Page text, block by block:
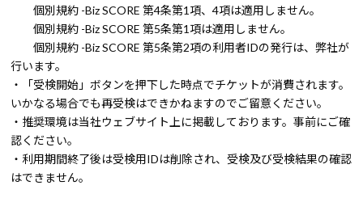
個別規約 -Biz SCORE 第4条第1項、4項は適用しません。
個別規約 -Biz SCORE 第5条第1項は適用しません。
個別規約 -Biz SCORE 第5条第2項の利用者IDの発行は、弊社が
行います。
・「受検開始」ボタンを押下した時点でチケットが消費されます。
いかなる場合でも再受検はできかねますのでご留意ください。
・推奨環境は当社ウェブサイト上に掲載しております。事前にご確
認ください。
・利用期間終了後は受検用IDは削除され、受検及び受検結果の確認
はできません。